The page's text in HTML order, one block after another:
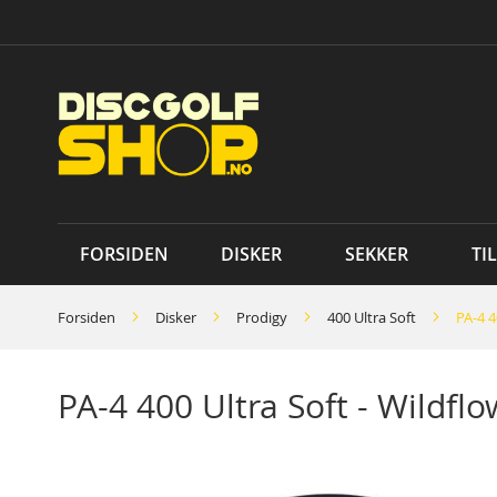
to
FORSIDEN DISKER SEKKER
Forsiden Disker Prodigy 400 Ultra Soft PA-4
PA-4 400 Ultra Soft -